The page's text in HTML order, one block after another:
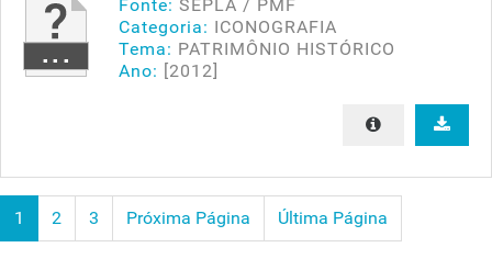
Fonte: SEPLA / PMF
Categoria: ICONOGRAFIA
Tema: PATRIMÔNIO HISTÓRICO
Ano: [2012]
1 2 3 Próxima Página Última Página